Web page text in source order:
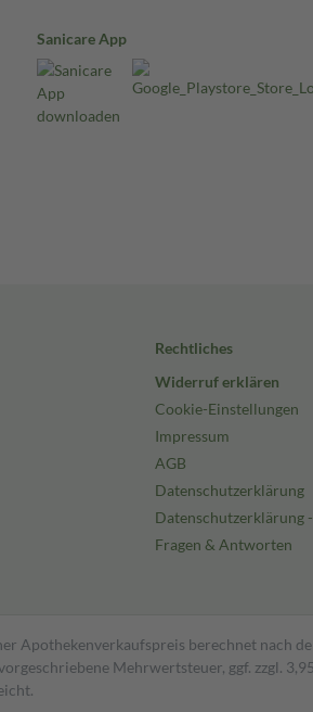
Sanicare App
Rechtliches
Widerruf erklären
Cookie-Einstellungen
Impressum
AGB
Datenschutzerklärung
Datenschutzerklärung
Fragen & Antworten
Apothekenverkaufspreis berechnet nach
Mehrwertsteuer, ggf. zzgl.